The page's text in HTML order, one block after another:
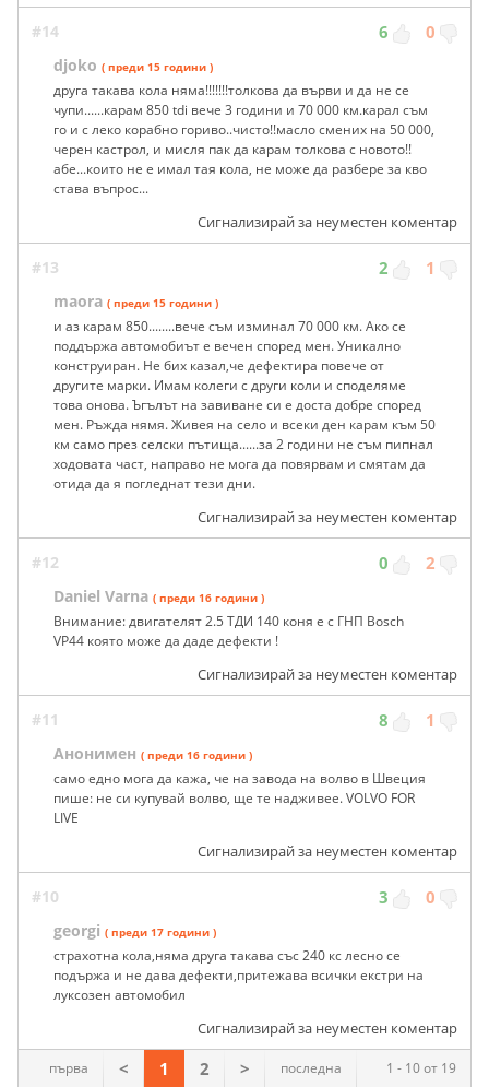
#14 6 0
djoko ( преди 15 години )
друга такава кола няма!!!!!!!толкова да върви и да не се
чупи......карам 850 tdi вече 3 години и 70 000 км.карал съм
го и с леко корабно гориво..чисто!!масло смених на 50 000,
черен кастрол, и мисля пак да карам толкова с новото!!
абе...които не е имал тая кола, не може да разбере за кво
става въпрос...
Сигнализирай за неуместен коментар
#13 2 1
maora ( преди 15 години )
и аз карам 850........вече съм изминал 70 000 км. Ако се
поддържа автомобиът е вечен според мен. Уникално
конструиран. Не бих казал,че дефектира повече от
другите марки. Имам колеги с други коли и споделяме
това онова. Ъгълът на завиване си е доста добре според
мен. Ръжда нямя. Живея на село и всеки ден карам към 50
км само през селски пътища......за 2 години не съм пипнал
ходовата част, направо не мога да повярвам и смятам да
отида да я погледнат тези дни.
Сигнализирай за неуместен коментар
#12 0 2
Daniel Varna ( преди 16 години )
Внимание: двигателят 2.5 ТДИ 140 коня е с ГНП Bosch
VP44 която може да даде дефекти !
Сигнализирай за неуместен коментар
#11 8 1
Анонимен ( преди 16 години )
само едно мога да кажа, че на завода на волво в Швеция
пише: не си купувай волво, ще те надживее. VOLVO FOR
LIVE
Сигнализирай за неуместен коментар
#10 3 0
georgi ( преди 17 години )
страхотна кола,няма друга такава със 240 кс лесно се
подържа и не дава дефекти,притежава всички екстри на
луксозен автомобил
Сигнализирай за неуместен коментар
1 - 10 от 19
първа < 1 2 > последна